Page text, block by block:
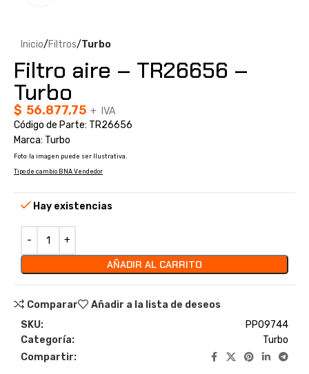
Inicio Filtros Turbo
Filtro aire – TR26656 –
Turbo
$ 56.877,75 + IVA
Código de Parte: TR26656
Marca: Turbo
Foto: la imagen puede ser Ilustrativa.
Tipo de cambio BNA Vendedor
Hay existencias
AÑADIR AL CARRITO
Comparar
Añadir a la lista de deseos
SKU:
PP09744
Categoría:
Turbo
Compartir: